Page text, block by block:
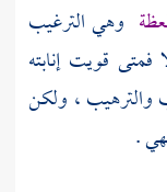
وهي الترغيب
قويت إنابته
والترهيب ، ولكن
.